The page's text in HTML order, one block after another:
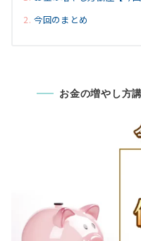
今回のまとめ
お金の増やし方